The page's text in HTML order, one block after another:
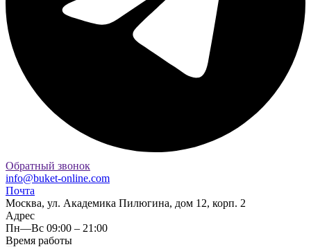
Обратный звонок
info@buket-online.com
Почта
Москва, ул. Академика Пилюгина, дом 12, корп. 2
Адрес
Пн—Вс 09:00 – 21:00
Время работы